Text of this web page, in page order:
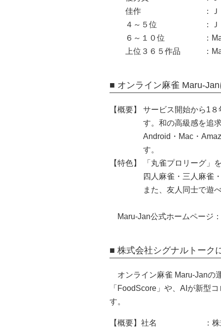
佳作
：
４～５位
：
６～１０位
：
上位３６５作品
：
■ オンライン麻雀 Maru-
【概要】
サービス開始から1
す。和の高級感を追
Android・Mac・
す。
【特色】
「丸雀プロリーグ」
四人麻雀・三人麻雀
また、友人同士で遊
Maru-Jan公式ホームページ：
■ 株式会社シグナルトーク
オンライン麻雀 Maru-Janの
「FoodScore」や、AIが新型
す。
【概要】 社名
：